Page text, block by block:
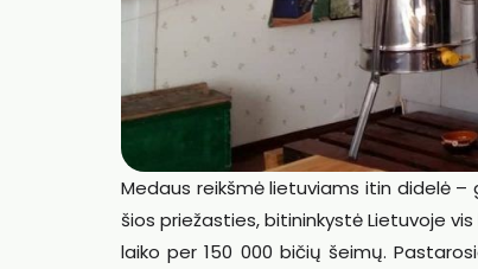
Medaus reikšmė lietuviams itin didelė
šios priežasties, bitininkystė Lietuvoje
laiko per 150 000 bičių šeimų.